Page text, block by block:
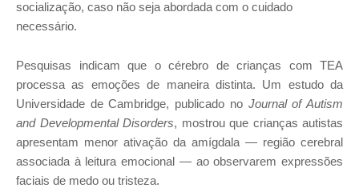
socialização, caso não seja abordada com o cuidado
necessário.
Pesquisas indicam que o cérebro de crianças com TEA
processa as emoções de maneira distinta. Um estudo da
Universidade de Cambridge, publicado no Journal of Autism
and Developmental Disorders, mostrou que crianças autistas
apresentam menor ativação da amígdala — região cerebral
associada à leitura emocional — ao observarem expressões
faciais de medo ou tristeza.